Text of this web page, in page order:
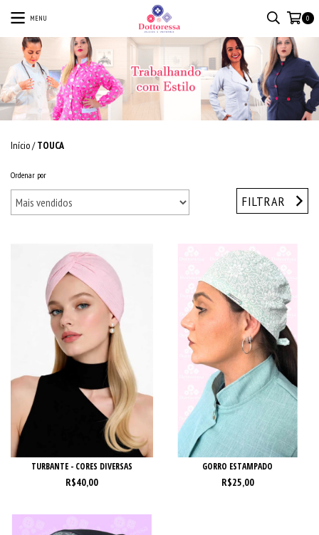
MENU 0
Início/ TOUCA
Ordenar por
FILTRAR
TURBANTE - CORES DIVERSAS
R$40,00
GORRO ESTAMPADO
R$25,00